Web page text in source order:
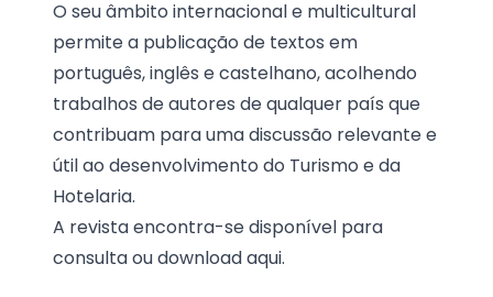
O seu âmbito internacional e multicultural
permite a publicação de textos em
português, inglês e castelhano, acolhendo
trabalhos de autores de qualquer país que
contribuam para uma discussão relevante e
útil ao desenvolvimento do Turismo e da
Hotelaria.
A revista encontra-se disponível para
consulta ou downloadaqui.